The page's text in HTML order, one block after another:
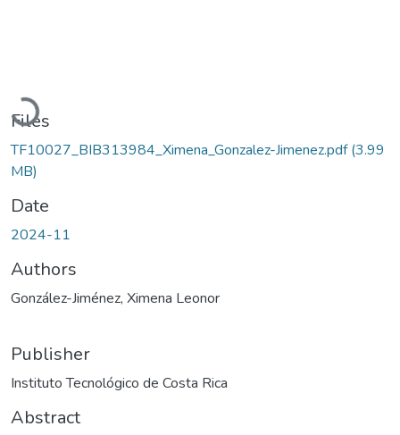
Loading...
Files
TF10027_BIB313984_Ximena_Gonzalez-Jimenez.pdf(3.99
MB)
Date
2024-11
Authors
González-Jiménez, Ximena Leonor
Publisher
Instituto Tecnológico de Costa Rica
Abstract